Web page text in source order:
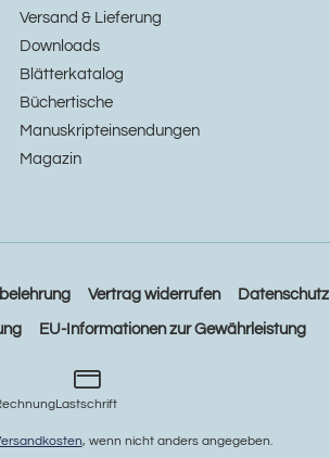
Versand & Lieferung
Downloads
Blätterkatalog
Büchertische
Manuskripteinsendungen
Magazin
Vertrag widerrufen Datenschutz
EU-Informationen zur Gewährleistung
Lastschrift
, wenn nicht anders angegeben.